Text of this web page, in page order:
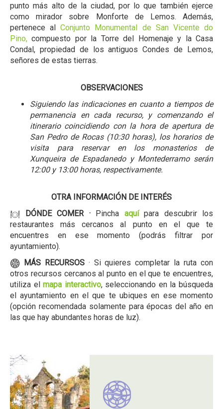
punto más alto de la ciudad, por lo que también ejerce
como mirador sobre Monforte de Lemos. Además,
pertenece alConjunto Monumental de San Vicente do
Pino, compuesto por la Torre del Homenaje y la Casa
Condal, propiedad de los antiguos Condes de Lemos,
señores de estas tierras.
OBSERVACIONES
Siguiendo las indicaciones en cuanto a tiempos de
permanencia en cada recurso, y comenzando el
itinerario coincidiendo con la hora de apertura de
San Pedro de Rocas (10:30 horas), los horarios de
visita para reservar en los monasterios de
Xunqueira de Espadanedo y Montederramo serán
12:00 y 13:00 horas, respectivamente.
OTRA INFORMACIÓN DE INTERÉS
DÓNDE COMER · Pincha aquípara descubrir los
restaurantes más cercanos al punto en el que te
encuentres en ese momento (podrás filtrar por
ayuntamiento).
MÁS RECURSOS· Si quieres completar la ruta con
otros recursos cercanos al punto en el que te encuentres,
utiliza elmapa interactivo, seleccionando en la búsqueda
el ayuntamiento en el que te ubiques en ese momento
(opción recomendada solamente para épocas del año en
las que hay abundantes horas de luz).